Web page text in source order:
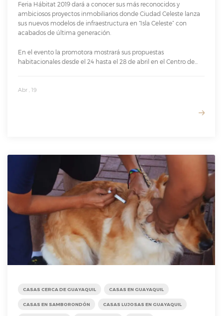
Feria Hábitat 2019 dará a conocer sus más reconocidos y
ambiciosos proyectos inmobiliarios donde Ciudad Celeste lanza
sus nuevos modelos de infraestructura en “Isla Celeste” con
acabados de última generación.
En el evento la promotora mostrará sus propuestas
habitacionales desde el 24 hasta el 28 de abril en el Centro de...
Abr , 19
CASAS CERCA DE GUAYAQUIL CASAS EN GUAYAQUIL
CASAS EN SAMBORONDÓN CASAS LUJOSAS EN GUAYAQUIL